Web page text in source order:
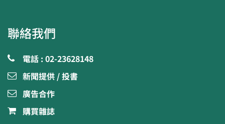
聯絡我們
電話 : 02-23628148
新聞提供 / 投書
廣告合作
購買雜誌